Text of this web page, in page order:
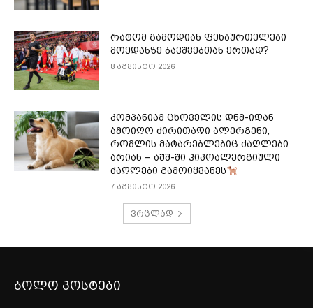
რატომ გამოდიან ფეხბურთელები
მოედანზე ბავშვებთან ერთად?
8 აგვისტო 2026
კომპანიამ ცხოველის დნმ-იდან
ამოიღო ძირითადი ალერგენი,
რომლის მატარებლებიც ძაღლები
არიან – აშშ-ში ჰიპოალერგიული
ძაღლები გამოიყვანეს
7 აგვისტო 2026
ვრცლად
ბოლო პოსტები